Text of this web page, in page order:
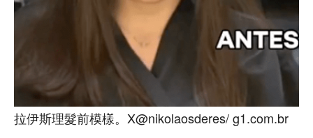
拉伊斯理髮前模樣。X@nikolaosderes/ g1.com.br